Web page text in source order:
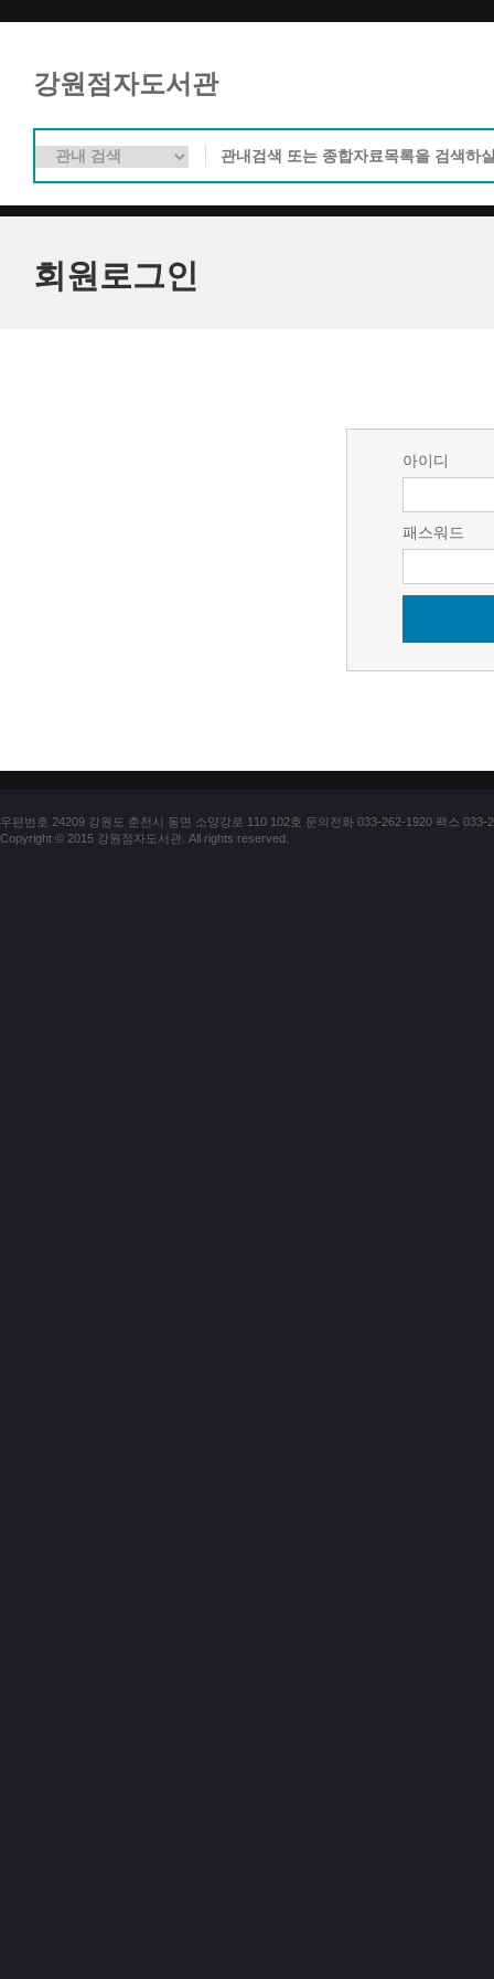
강원점자도서관
회원로그인
아이디
패스워드
우편번호 24209 강원도 춘천시 동면 소양강로 110 102호 문의전화 033-262-1920 팩스 033-
Copyright © 2015 강원점자도서관. All rights reserved.